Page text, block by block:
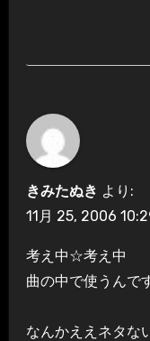
きみたぬき より:
11月 25, 2006
考え中☆考え中
曲の中で使うんで
なんかええネタな